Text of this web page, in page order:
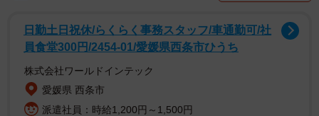
日勤土日祝休/らくらく事務スタッフ/車通勤可/社
員食堂300円/2454-01/愛媛県西条市ひうち
株式会社ワールドインテック
愛媛県 西条市
派遣社員：時給1,200円～1,500円